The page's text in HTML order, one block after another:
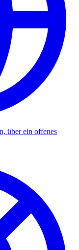
über ein offenes